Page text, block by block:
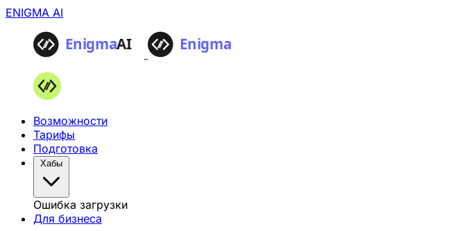
ENIGMA AI
Возможности
Тарифы
Подготовка
Хабы
Ошибка загрузки
Для бизнеса